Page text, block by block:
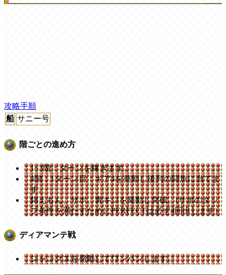
攻略手順
船 サニー号
階ごとの進め方
1~3階：ターンを稼ぎます。
4階：1ターン目：ギア4を発動し後列の闘魚に当てま
す。
錦えもん、サボ、青キジを発動し突破。(サボのタッ
プ条件を満たすためにPERFECTは必ず4回出します)
ディアマンテ戦
シャンクスを発動してワンパンします。